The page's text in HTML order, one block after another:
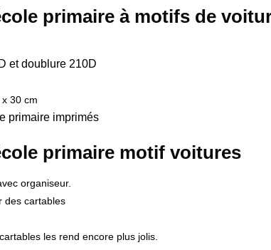
primaire à motifs de
et doublure 210D
30 cm
primaire imprimés
primaire motif voitures
organiseur.
des cartables
les rend encore plus jolis.